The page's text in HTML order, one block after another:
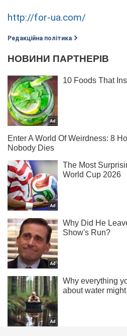
http://for-ua.com/
Редакційна політика